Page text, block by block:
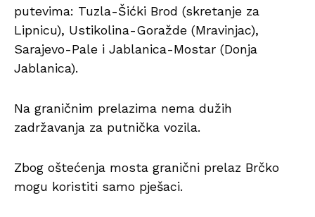
putevima: Tuzla-Šićki Brod (skretanje za
Lipnicu), Ustikolina-Goražde (Mravinjac),
Sarajevo-Pale i Jablanica-Mostar (Donja
Jablanica).
Na graničnim prelazima nema dužih
zadržavanja za putnička vozila.
Zbog oštećenja mosta granični prelaz Brčko
mogu koristiti samo pješaci.